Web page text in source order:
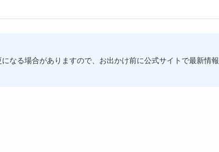
なる場合がありますので、お出かけ前に公式サイトで最新情報